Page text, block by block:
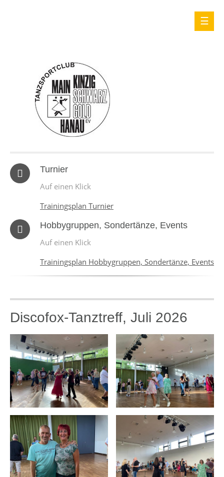
Turnier
Auf einen Klick
Trainingsplan Turnier
Hobbygruppen, Sondertänze, Events
Auf einen Klick
Trainingsplan Hobbygruppen, Sondertänze, Events
Discofox-Tanztreff, Juli 2026